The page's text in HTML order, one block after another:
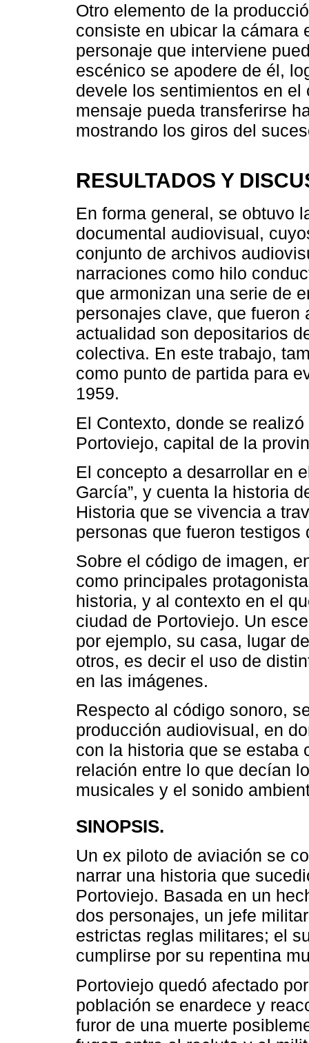
Otro elemento de la
consiste en ubicar la cámara
personaje que interviene
escénico se apodere de él,
devele los sentimientos en
mensaje pueda transferirse
mostrando los giros del
RESULTADOS Y
En forma general, se obtuvo
documental audiovisual,
conjunto de archivos
narraciones como hilo
que armonizan una serie de
personajes clave, que
actualidad son depositarios
colectiva. En este trabajo,
como punto de partida para
1959.
El Contexto, donde se
Portoviejo, capital de la
El concepto a desarrollar en
García”, y cuenta la historia
Historia que se vivencia a
personas que fueron testigos
Sobre el código de imagen,
como principales
historia, y al contexto en el
ciudad de Portoviejo. Un
por ejemplo, su casa, lugar
otros, es decir el uso de
en las imágenes.
Respecto al código sonoro,
producción audiovisual, en
con la historia que se estaba
relación entre lo que decían
musicales y el sonido
SINOPSIS.
Un ex piloto de aviación se
narrar una historia que
Portoviejo. Basada en un
dos personajes, un jefe
estrictas reglas militares; el
cumplirse por su repentina
Portoviejo quedó afectado
población se enardece y
furor de una muerte